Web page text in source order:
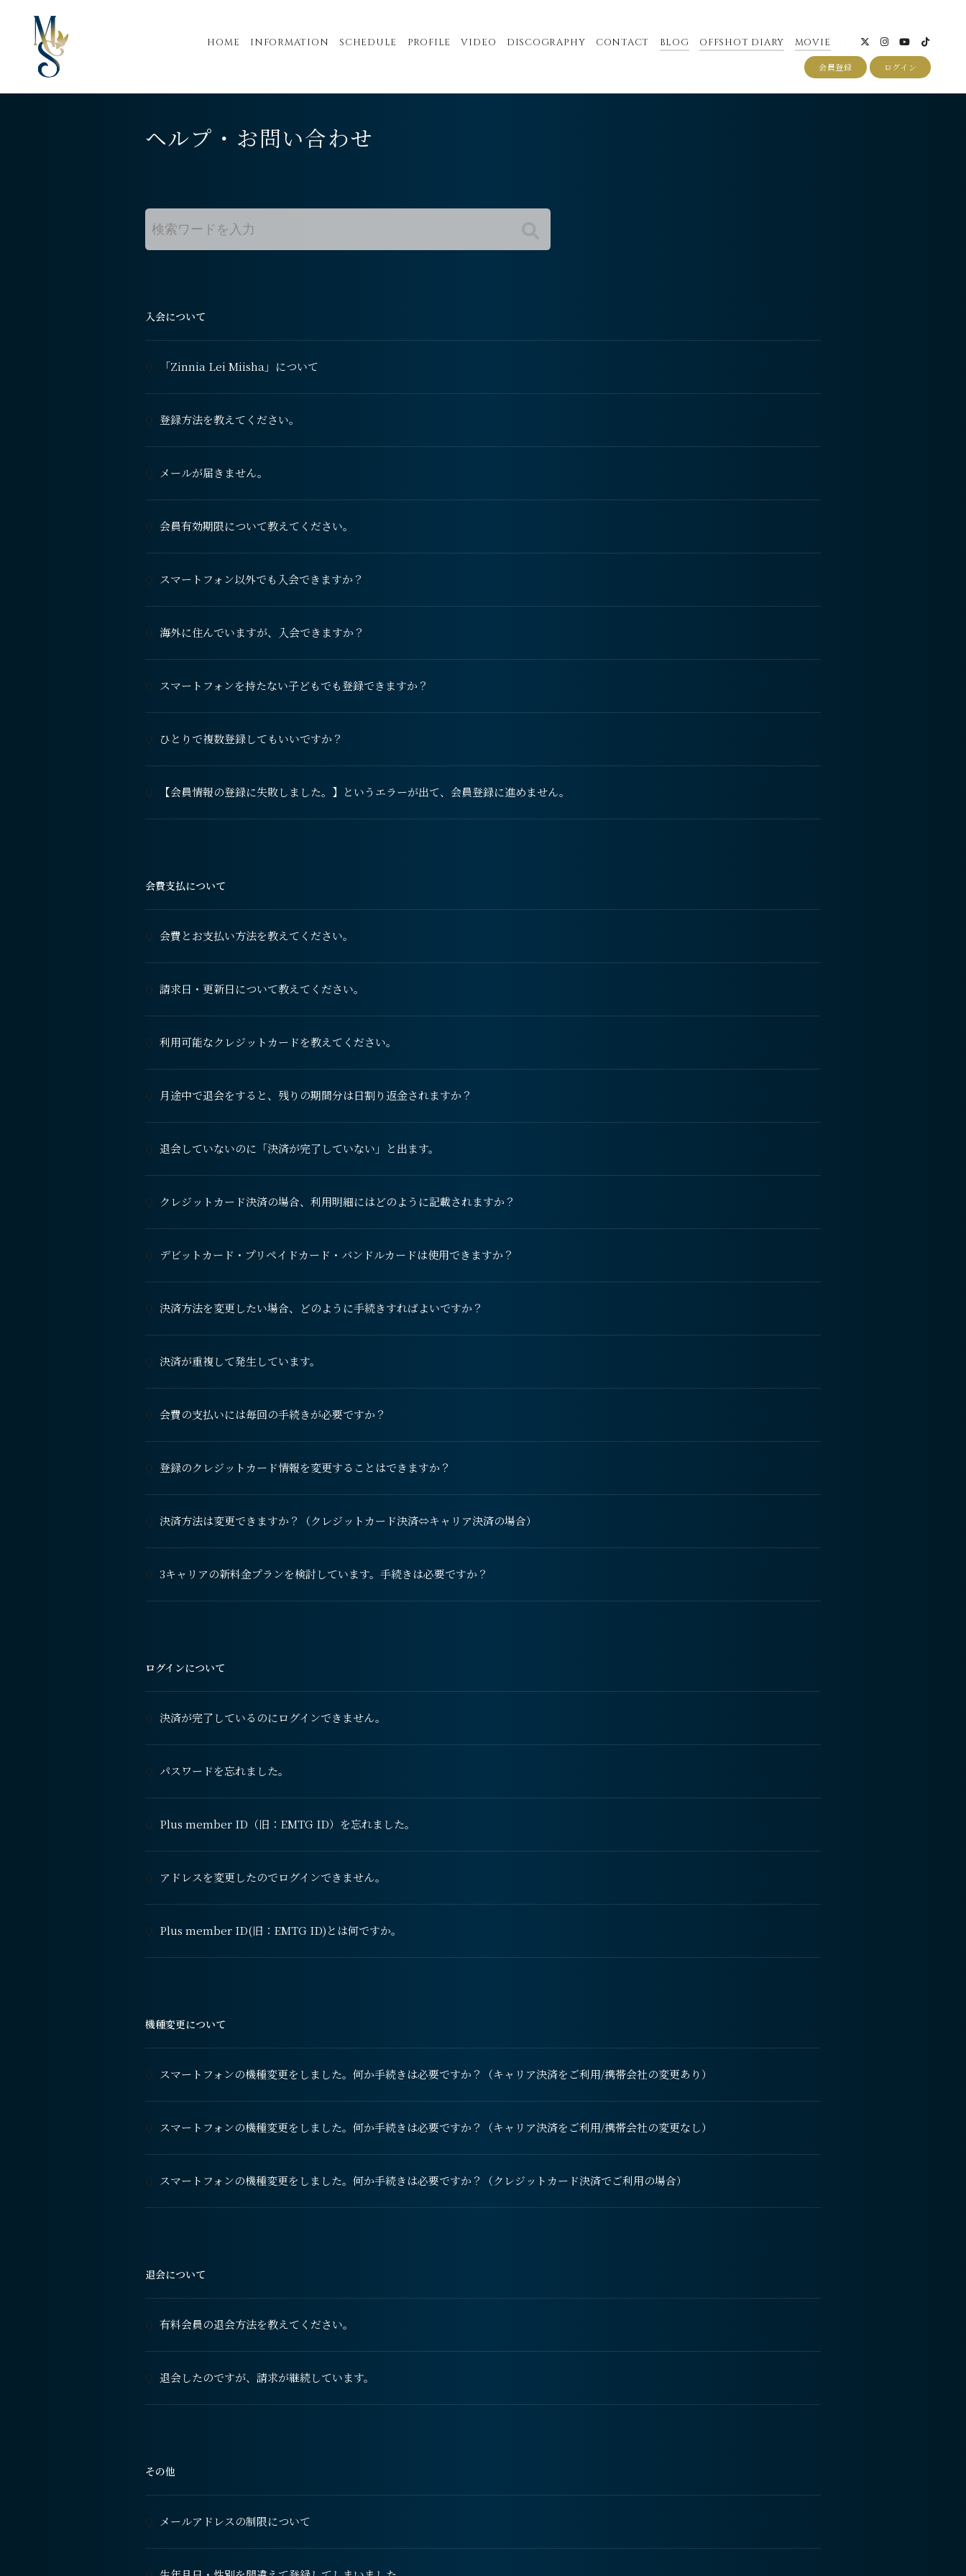
HOME INFORMATION SCHEDULE PROFILE VIDEO DISCOGRAPHY CONTACT BLOG OFFSHOT DIARY MOVIE
会員登録 ログイン
ヘルプ・お問い合わせ
入会について
Q. 「Zinnia Lei Miisha」について
Q. 登録方法を教えてください。
Q. メールが届きません。
Q. 会員有効期限について教えてください。
Q. スマートフォン以外でも入会できますか？
Q. 海外に住んでいますが、入会できますか？
Q. スマートフォンを持たない子どもでも登録できますか？
Q. ひとりで複数登録してもいいですか？
Q. 【会員情報の登録に失敗しました。】というエラーが出て、会員登録に進めません。
会費支払について
Q. 会費とお支払い方法を教えてください。
Q. 請求日・更新日について教えてください。
Q. 利用可能なクレジットカードを教えてください。
Q. 月途中で退会をすると、残りの期間分は日割り返金されますか？
Q. 退会していないのに「決済が完了していない」と出ます。
Q. クレジットカード決済の場合、利用明細にはどのように記載されますか？
Q. デビットカード・プリペイドカード・バンドルカードは使用できますか？
Q. 決済方法を変更したい場合、どのように手続きすればよいですか？
Q. 決済が重複して発生しています。
Q. 会費の支払いには毎回の手続きが必要ですか？
Q. 登録のクレジットカード情報を変更することはできますか？
Q. 決済方法は変更できますか？（クレジットカード決済⇔キャリア決済の場合）
Q. 3キャリアの新料金プランを検討しています。手続きは必要ですか？
ログインについて
Q. 決済が完了しているのにログインできません。
Q. パスワードを忘れました。
Q. Plus member ID（旧：EMTG ID）を忘れました。
Q. アドレスを変更したのでログインできません。
Q. Plus member ID(旧：EMTG ID)とは何ですか。
機種変更について
Q. スマートフォンの機種変更をしました。何か手続きは必要ですか？（キャリア決済をご利用/携帯会社の変更あり）
Q. スマートフォンの機種変更をしました。何か手続きは必要ですか？（キャリア決済をご利用/携帯会社の変更なし）
Q. スマートフォンの機種変更をしました。何か手続きは必要ですか？（クレジットカード決済でご利用の場合）
退会について
Q. 有料会員の退会方法を教えてください。
Q. 退会したのですが、請求が継続しています。
その他
Q. メールアドレスの制限について